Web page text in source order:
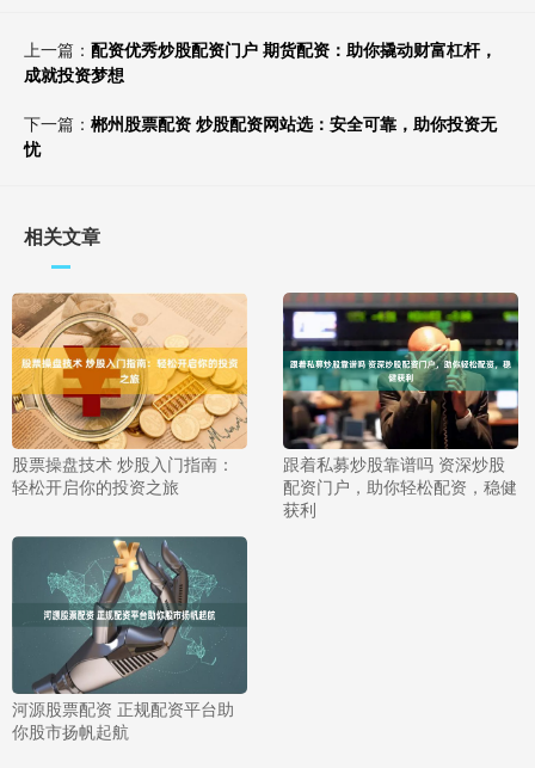
上一篇： 配资优秀炒股配资门户 期货配资：助你撬动财富杠杆，
成就投资梦想
下一篇： 郴州股票配资 炒股配资网站选：安全可靠，助你投资无
忧
相关文章
股票操盘技术 炒股入门指南：
轻松开启你的投资之旅
跟着私募炒股靠谱吗 资深炒股
配资门户，助你轻松配资，稳健
获利
河源股票配资 正规配资平台助
你股市扬帆起航